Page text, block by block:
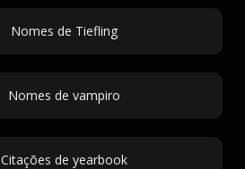
Nomes de Tiefling
Nomes de vampiro
Citações de yearbook